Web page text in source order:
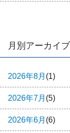
月別アーカイブ
2026年8月 (1)
2026年7月 (5)
2026年6月 (6)